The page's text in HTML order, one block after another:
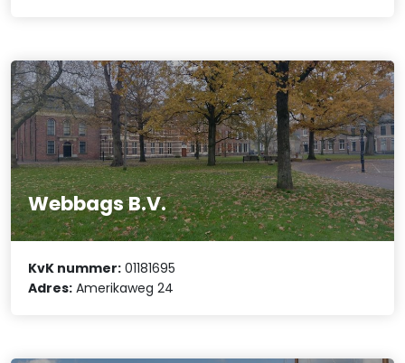
Webbags B.V.
KvK nummer: 01181695
Adres: Amerikaweg 24